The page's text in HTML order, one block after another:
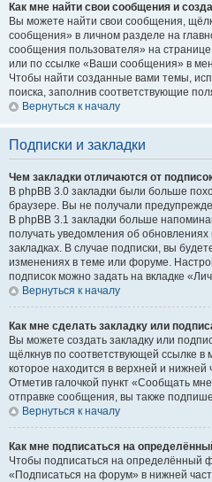
Как мне найти свои сообщения и
Вы можете найти свои сообщения,
сообщения» в личном разделе на
сообщения пользователя» на
или по ссылке «Ваши сообщения» в
Чтобы найти созданные вами темы,
поиска, заполнив соответствующие
Вернуться к началу
Подписки и закладки
Чем закладки отличаются от
В phpBB 3.0 закладки были больше
браузере. Вы не получали
В phpBB 3.1 закладки больше
получать уведомления об
закладках. В случае подписки, вы
изменениях в теме или форуме.
подписок можно задать на вкладке
Вернуться к началу
Как мне сделать закладку или
Вы можете создать закладку или
щёлкнув по соответствующей ссылке
которое находится в верхней и
Отметив галочкой пункт «Сообщать
отправке сообщения, вы также
Вернуться к началу
Как мне подписаться на
Чтобы подписаться на определённый
«Подписаться на форум» в нижней